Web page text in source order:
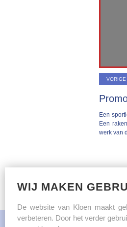
WIJ MAKEN
De website van Kloen maakt
verbeteren. Door het verder
VORIGE
Een
Een
werk van